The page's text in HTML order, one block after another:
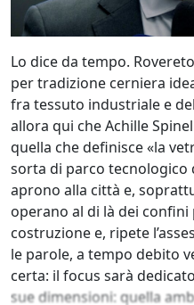
Lo dice da tempo.
per tradizione cerniera
fra tessuto industriale e
allora qui che Achille
quella che definisce «la
sorta di parco
aprono alla città e,
operano al di là dei
costruzione e, ripete
le parole, a tempo debito
certa: il focus sarà
sue dimensioni: quella